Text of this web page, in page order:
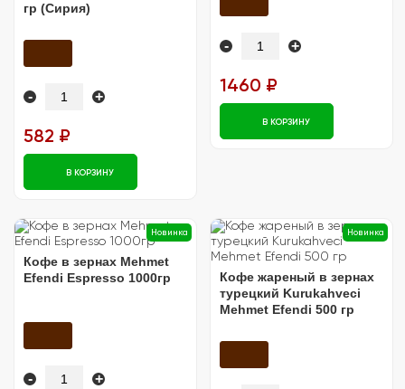
гр (Сирия)
- +
582 ₽
В КОРЗИНУ
- +
1460 ₽
В КОРЗИНУ
Новинка
Кофе в зернах Mehmet
Efendi Espresso 1000гр
- +
Новинка
Кофе жареный в зернах
турецкий Kurukahveci
Mehmet Efendi 500 гр